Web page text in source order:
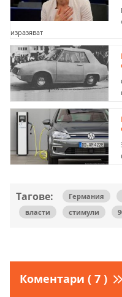
изразяват
Тагове: Германия
власти
стимули
Коментари ( 7 )